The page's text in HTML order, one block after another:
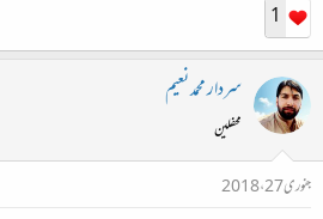
حشر تک باقی رہیں گے اس کے
حشر تک چلتی رہے گی
1
سردار محمد نعیم
محفلین
جنوری 27، 2018